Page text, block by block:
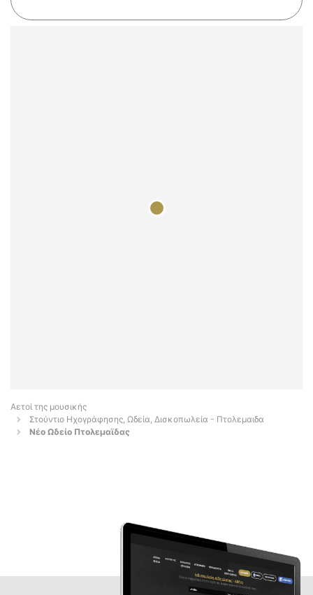
Αετοί της μουσικής
Στούντιο Ηχογράφησης, Ωδεία, Δισκοπωλεία - Πτολεμαιδα
Νέο Ωδείο Πτολεμαϊδας